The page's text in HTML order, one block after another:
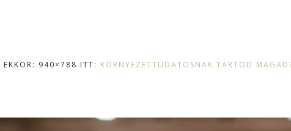
EKKOR: 940×788 ITT: KÖRNYEZETTUDATOSNAK TARTOD